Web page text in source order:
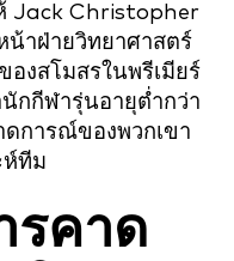
Jack Christopher
าฝ่ายวิทยาศาสตร์
งสโมสรในพรีเมียร์
กกีฬารุ่นอายุต่ำกว่า
การณ์ของพวกเขา
ห์ทีม
รคาด